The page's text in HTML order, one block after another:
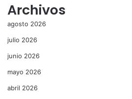
Archivos
agosto 2026
julio 2026
junio 2026
mayo 2026
abril 2026